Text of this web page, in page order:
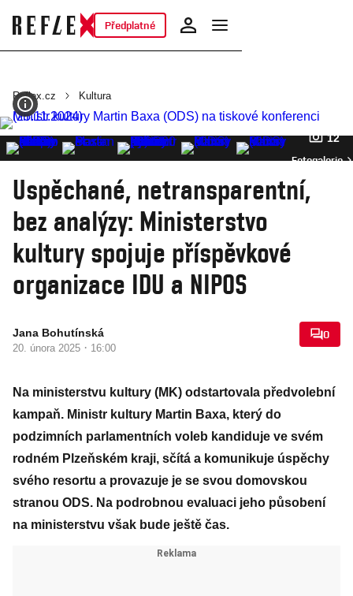
Předplatné
Reflex.cz Kultura
12
Fotogalerie
Uspěchané, netransparentní,
bez analýzy: Ministerstvo
kultury spojuje příspěvkové
organizace IDU a NIPOS
Jana Bohutínská
20. února 2025 · 16:00
0
Na ministerstvu kultury (MK) odstartovala předvolební
kampaň. Ministr kultury Martin Baxa, který do
podzimních parlamentních voleb kandiduje ve svém
rodném Plzeňském kraji, sčítá a komunikuje úspěchy
svého resortu a provazuje je se svou domovskou
stranou ODS. Na podrobnou evaluaci jeho působení
na ministerstvu však bude ještě čas.